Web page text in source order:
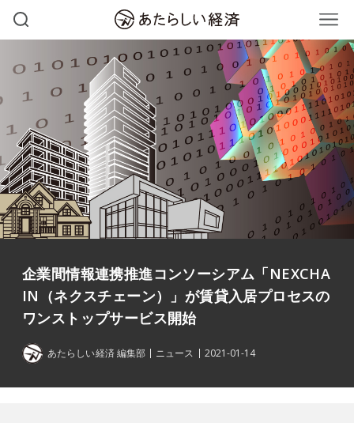
企業間情報連携推進コンソーシアム「NEXCHA
IN（ネクスチェーン）」が賃貸入居プロセスの
ワンストップサービス開始
あたらしい経済 編集部 ニュース 2021-01-14